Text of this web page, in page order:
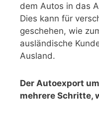
dem Autos in das
Dies kann für
geschehen, wie
ausländische
Ausland.
Der Autoexport
mehrere Schritte,